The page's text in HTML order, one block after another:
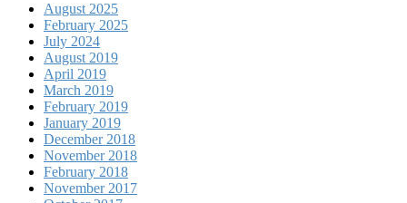
August 2025
February 2025
July 2024
August 2019
April 2019
March 2019
February 2019
January 2019
December 2018
November 2018
February 2018
November 2017